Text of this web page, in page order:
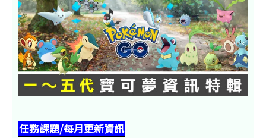
任務課題/每月更新資訊